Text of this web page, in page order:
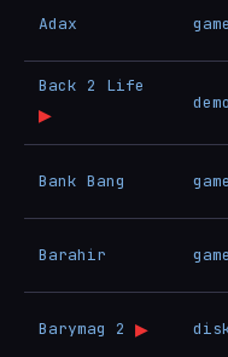
Adax game
Back 2 Life
▶ demo
Bank Bang game
Barahir game
Barymag 2 ▶